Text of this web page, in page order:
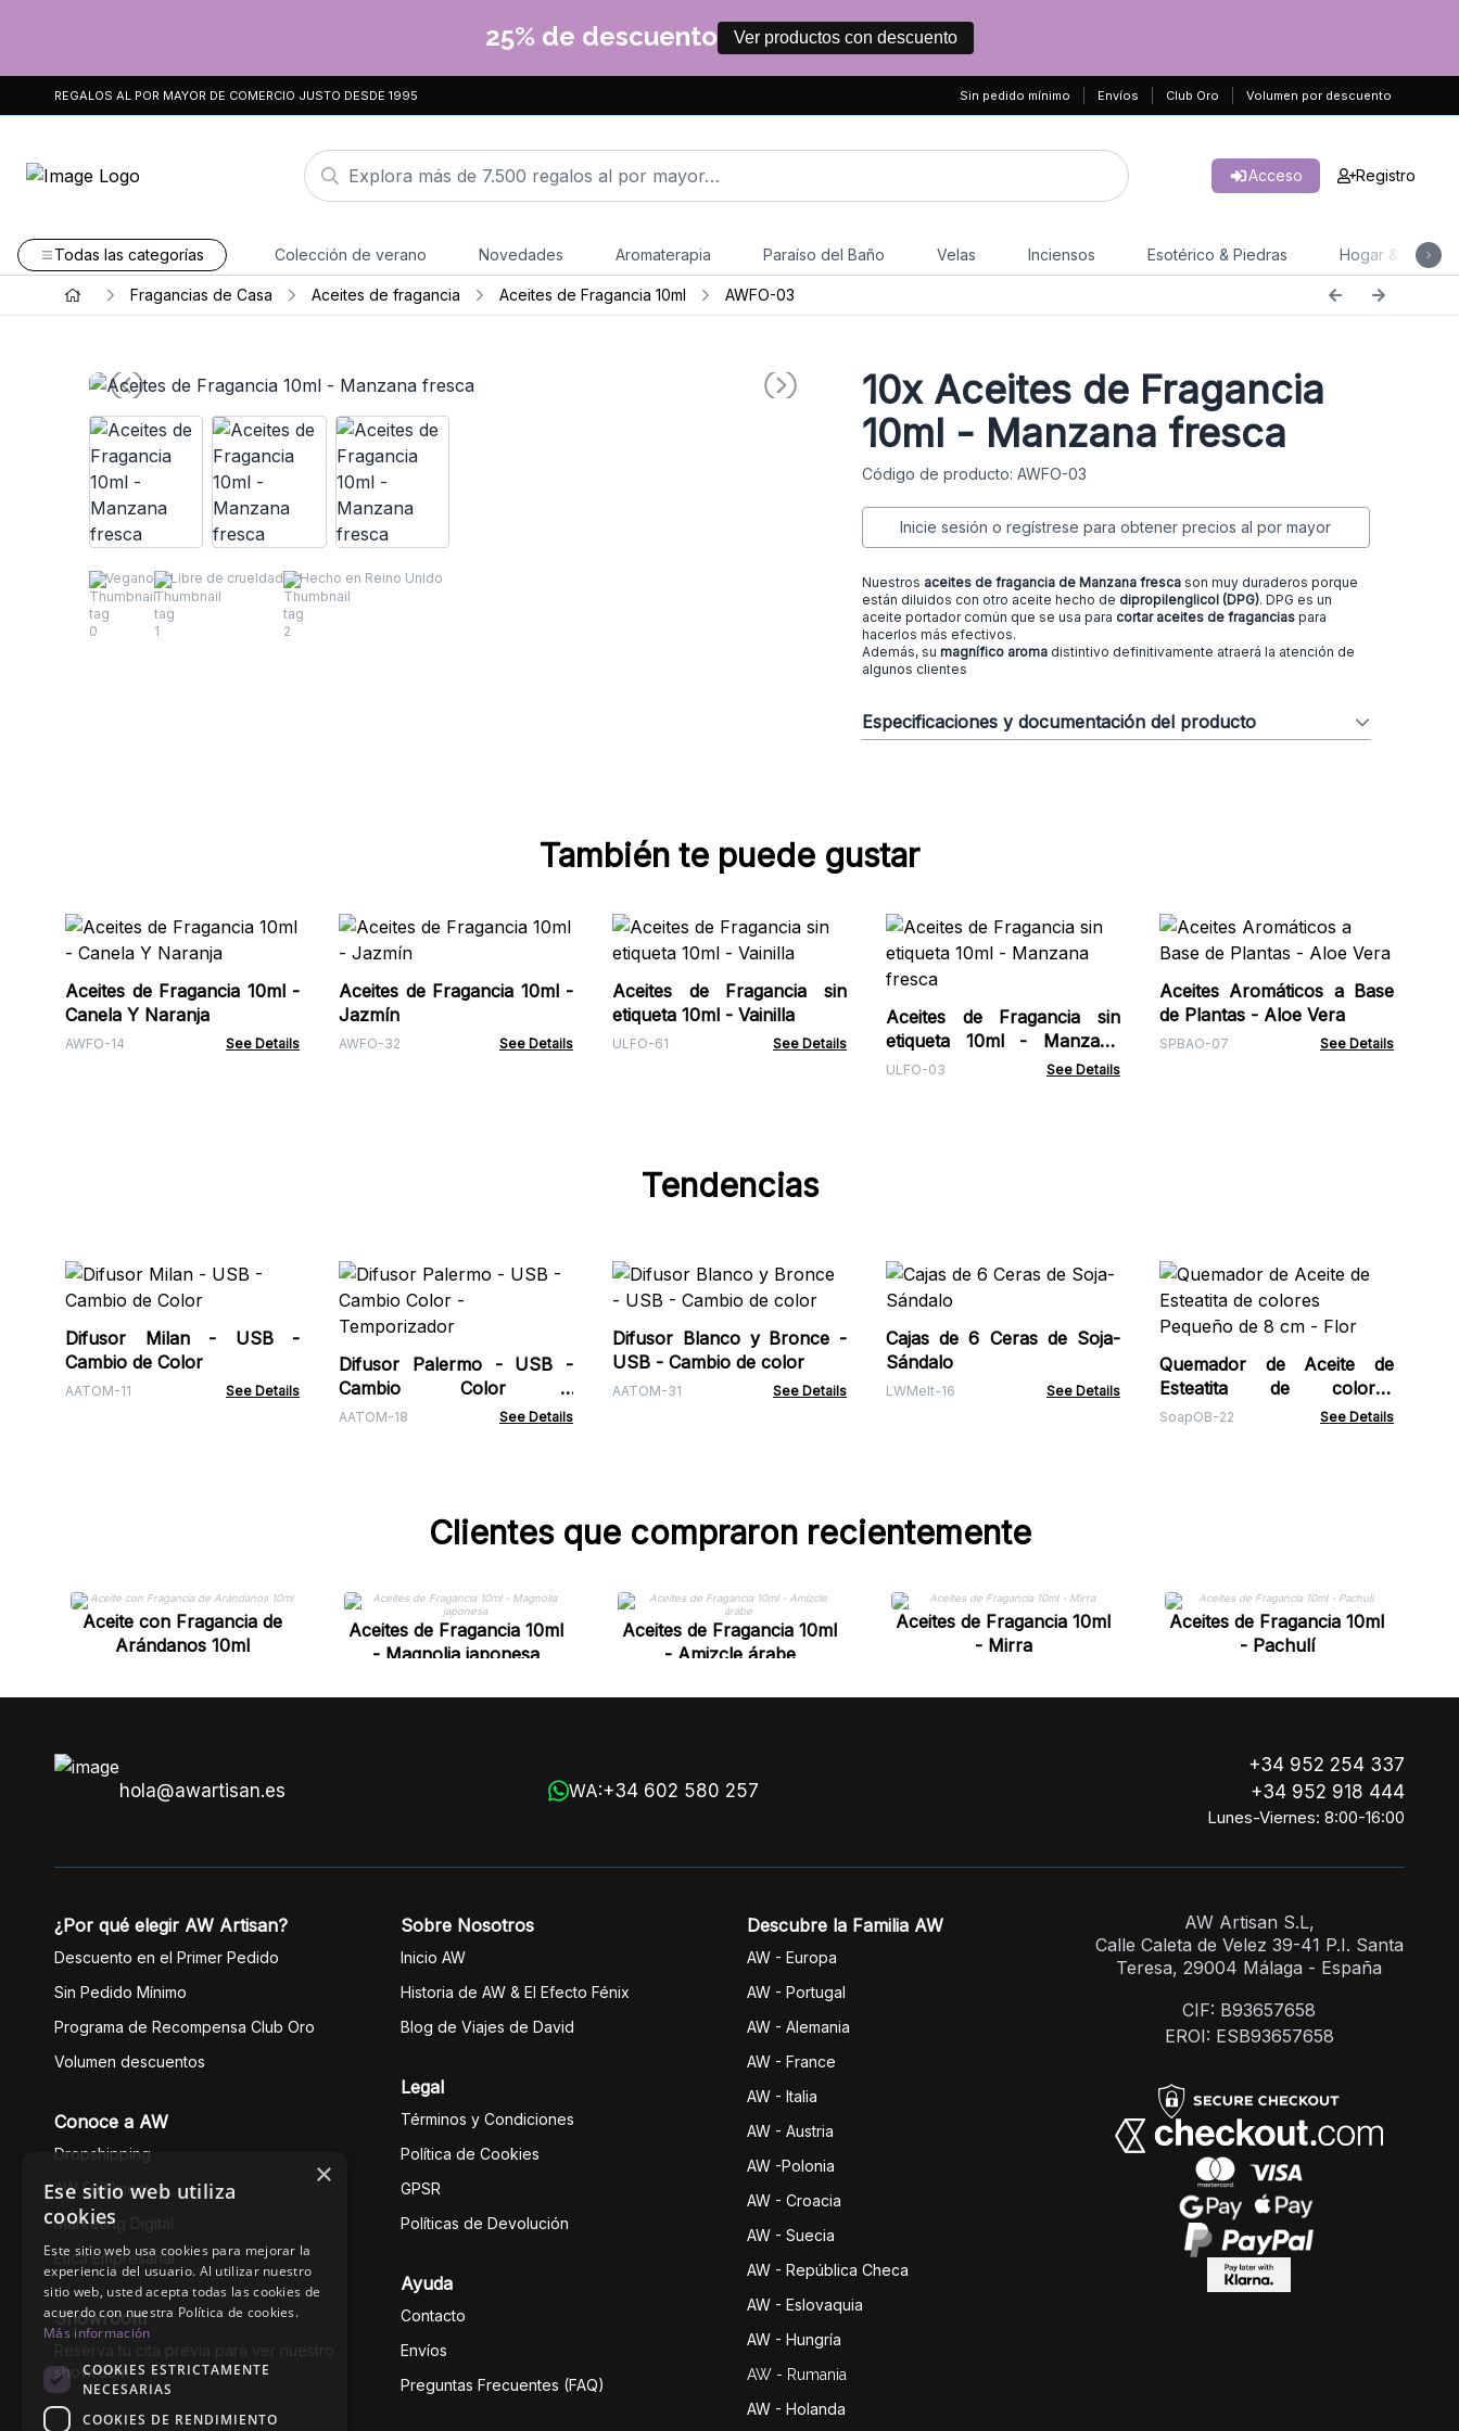
25% de descuento Ver productos con descuento
REGALOS AL POR MAYOR DE COMERCIO JUSTO DESDE 1995 Sin pedido mínimo Envíos Club Oro Volumen por descuento
Acceso Registro
Todas las categorías Colección de verano Novedades Aromaterapia Paraíso del Baño Velas Inciensos Esotérico & Piedras Hogar & Jardín
Fragancias de Casa Aceites de fragancia Aceites de Fragancia 10ml AWFO-03
Vegano Libre de crueldad Hecho en Reino Unido
10xAceites de Fragancia
10ml - Manzana fresca
Código de producto: AWFO-03
Inicie sesión o regístrese para obtener precios al por mayor
Nuestros aceites de fragancia de Manzana fresca son muy duraderos porque
están diluidos con otro aceite hecho de dipropilenglicol (DPG). DPG es un
aceite portador común que se usa para cortar aceites de fraganciaspara
hacerlos más efectivos.
Además, su magnífico aromadistintivo definitivamente atraerá la atención de
algunos clientes
Especificaciones y documentación del producto
También te puede gustar
Aceites de Fragancia 10ml -
Canela Y Naranja
AWFO-14 See Details
Aceites de Fragancia 10ml -
Jazmín
AWFO-32 See Details
Aceites de Fragancia sin
etiqueta 10ml - Vainilla
ULFO-61 See Details
Aceites de Fragancia sin
etiqueta 10ml - Manzana
fresca
ULFO-03 See Details
Aceites Aromáticos a Base
de Plantas - Aloe Vera
SPBAO-07 See Details
Tendencias
Difusor Milan - USB -
Cambio de Color
AATOM-11 See Details
Difusor Palermo - USB -
Cambio Color -
Temporizador
AATOM-18 See Details
Difusor Blanco y Bronce -
USB - Cambio de color
AATOM-31 See Details
Cajas de 6 Ceras de Soja-
Sándalo
LWMelt-16 See Details
Quemador de Aceite de
Esteatita de colores
Pequeño de 8 cm - Flor
SoapOB-22 See Details
Clientes que compraron recientemente
Aceite con Fragancia de
Arándanos 10ml
Aceites de Fragancia 10ml
- Magnolia japonesa
Aceites de Fragancia 10ml
- Amizcle árabe
Aceites de Fragancia 10ml
- Mirra
Aceites de Fragancia 10ml
- Pachulí
hola@awartisan.es WA:+34 602 580 257
+34 952 254 337
+34 952 918 444
Lunes-Viernes: 8:00-16:00
¿Por qué elegir AW Artisan?
Descuento en el Primer Pedido
Sin Pedido Mínimo
Programa de Recompensa Club Oro
Volumen descuentos
Conoce a AW
Dropshipping
AW Fulfilment
Marketing Digital
Ética Empresarial
Showroom
Reserva tu cita previa para ver nuestro
showroom
Sobre Nosotros
Inicio AW
Historia de AW & El Efecto Fénix
Blog de Viajes de David
Legal
Términos y Condiciones
Política de Cookies
GPSR
Políticas de Devolución
Ayuda
Contacto
Envíos
Preguntas Frecuentes (FAQ)
Descubre la Familia AW
AW - Europa
AW - Portugal
AW - Alemania
AW - France
AW - Italia
AW - Austria
AW -Polonia
AW - Croacia
AW - Suecia
AW - República Checa
AW - Eslovaquia
AW - Hungría
AW - Rumania
AW - Holanda
AW Artisan S.L,
Calle Caleta de Velez 39-41 P.I. Santa
Teresa, 29004 Málaga - España
CIF: B93657658
EROI: ESB93657658
×
Ese sitio web utiliza
cookies
Este sitio web usa cookies para mejorar la
experiencia del usuario. Al utilizar nuestro
sitio web, usted acepta todas las cookies de
acuerdo con nuestra Política de cookies.
Más información
COOKIES ESTRICTAMENTE
NECESARIAS
COOKIES DE RENDIMIENTO